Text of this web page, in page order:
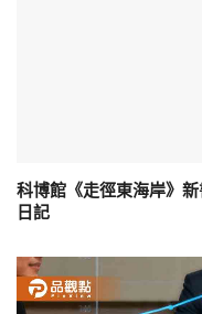
科博館《走徑東海岸》
日記